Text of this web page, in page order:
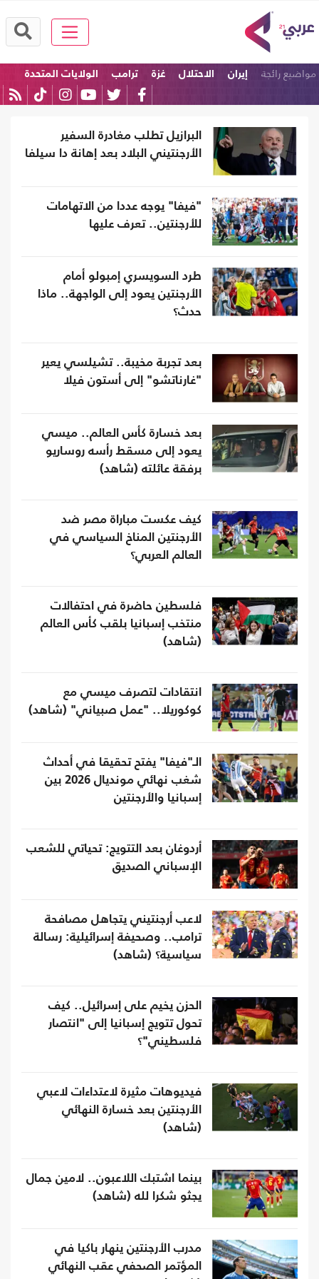
مواضيع رائجة إيران الاحتلال غزة ترامب
الولايات المتحدة
البرازيل تطلب مغادرة السفير
الأرجنتيني البلاد بعد إهانة دا سيلفا
"فيفا" يوجه عددا من الاتهامات
للأرجنتين.. تعرف عليها
طرد السويسري إمبولو أمام
الأرجنتين يعود إلى الواجهة.. ماذا
حدث؟
بعد تجربة مخيبة.. تشيلسي يعير
"غارناتشو" إلى أستون فيلا
بعد خسارة كأس العالم.. ميسي
يعود إلى مسقط رأسه روساريو
برفقة عائلته (شاهد)
كيف عكست مباراة مصر ضد
الأرجنتين المناخ السياسي في
العالم العربي؟
فلسطين حاضرة في احتفالات
منتخب إسبانيا بلقب كأس العالم
(شاهد)
انتقادات لتصرف ميسي مع
كوكوريلا.. "عمل صبياني" (شاهد)
الـ"فيفا" يفتح تحقيقا في أحداث
شغب نهائي مونديال 2026 بين
إسبانيا والأرجنتين
أردوغان بعد التتويج: تحياتي للشعب
الإسباني الصديق
لاعب أرجنتيني يتجاهل مصافحة
ترامب.. وصحيفة إسرائيلية: رسالة
سياسية؟ (شاهد)
الحزن يخيم على إسرائيل.. كيف
تحول تتويج إسبانيا إلى "انتصار
فلسطيني"؟
فيديوهات مثيرة لاعتداءات لاعبي
الأرجنتين بعد خسارة النهائي
(شاهد)
بينما اشتبك اللاعبون.. لامين جمال
يجثو شكرا لله (شاهد)
مدرب الأرجنتين ينهار باكيا في
المؤتمر الصحفي عقب النهائي